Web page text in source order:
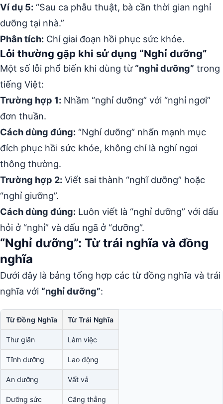
Ví dụ 5: “Sau ca phẫu thuật, bà cần thời gian nghỉ
dưỡng tại nhà.”
Phân tích: Chỉ giai đoạn hồi phục sức khỏe.
Lỗi thường gặp khi sử dụng “Nghỉ dưỡng”
Một số lỗi phổ biến khi dùng từ “nghỉ dưỡng” trong
tiếng Việt:
Trường hợp 1: Nhầm “nghỉ dưỡng” với “nghỉ ngơi”
đơn thuần.
Cách dùng đúng: “Nghỉ dưỡng” nhấn mạnh mục
đích phục hồi sức khỏe, không chỉ là nghỉ ngơi
thông thường.
Trường hợp 2: Viết sai thành “nghĩ dưỡng” hoặc
“nghỉ giưỡng”.
Cách dùng đúng: Luôn viết là “nghỉ dưỡng” với dấu
hỏi ở “nghỉ” và dấu ngã ở “dưỡng”.
“Nghỉ dưỡng”: Từ trái nghĩa và đồng
nghĩa
Dưới đây là bảng tổng hợp các từ đồng nghĩa và trái
nghĩa với “nghỉ dưỡng”:
Từ Đồng Nghĩa Từ Trái Nghĩa
Thư giãn Làm việc
Tĩnh dưỡng Lao động
An dưỡng Vất vả
Dưỡng sức Căng thẳng